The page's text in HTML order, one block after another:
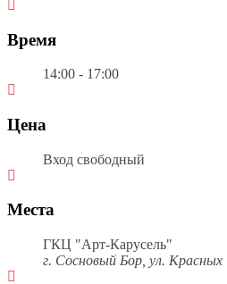
Время
14:00 - 17:00
Цена
Вход свободный
Места
ГКЦ "Арт-Карусель"
г. Сосновый Бор, ул.